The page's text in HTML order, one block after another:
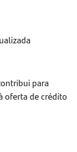
para
oferta de crédito